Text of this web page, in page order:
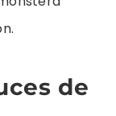
de